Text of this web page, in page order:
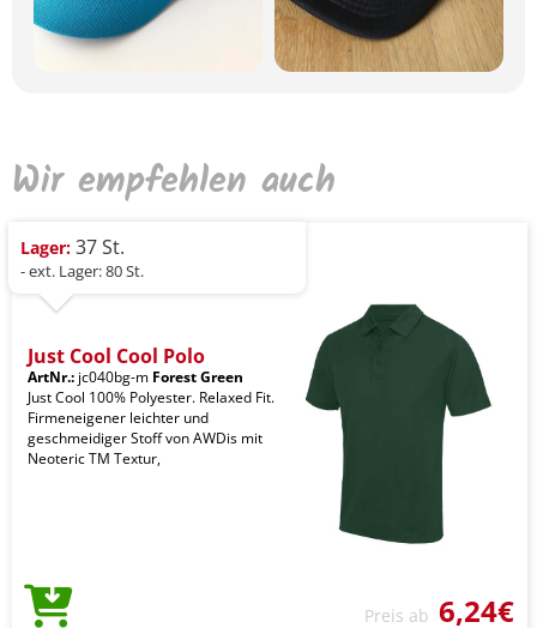
Wir empfehlen auch
Lager: 37 St.
- ext. Lager: 80 St.
Just Cool Cool Polo
ArtNr.: jc040bg-m Forest Green
Just Cool 100% Polyester. Relaxed Fit.
Firmeneigener leichter und
geschmeidiger Stoff von AWDis mit
Neoteric TM Textur,
Preis ab 6,24€